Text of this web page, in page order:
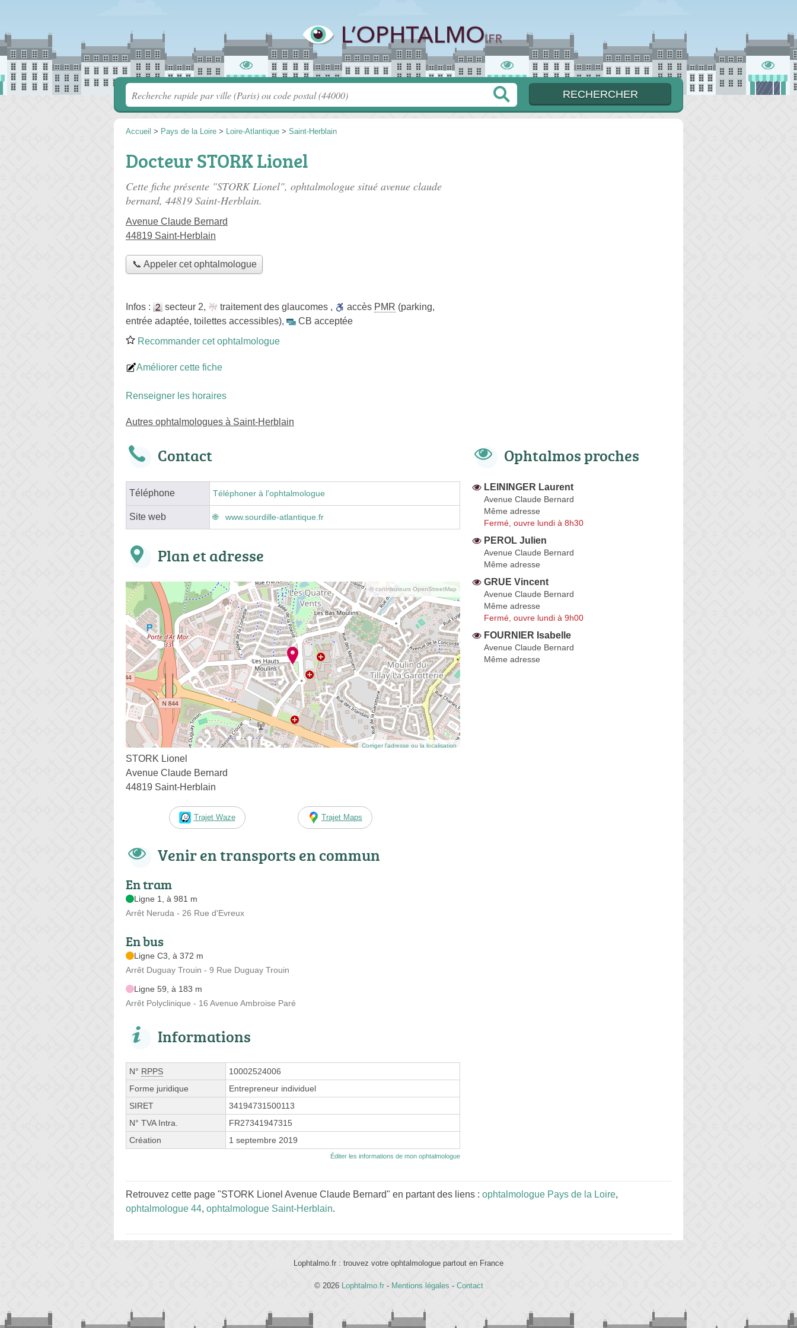
Accueil > Pays de la Loire > Loire-Atlantique > Saint-Herblain
Docteur STORK Lionel
Cette fiche présente "STORK Lionel", ophtalmologue situé avenue claude
bernard, 44819 Saint-Herblain.
Avenue Claude Bernard
44819 Saint-Herblain
📞 Appeler cet ophtalmologue
Infos : secteur 2, traitement des glaucomes , accès PMR (parking,
entrée adaptée, toilettes accessibles),
CB acceptée
Recommander cet ophtalmologue
Améliorer cette fiche
Renseigner les horaires
Autres ophtalmologues à Saint-Herblain
Contact
Téléphone Téléphoner à l'ophtalmologue
Site web www.sourdille-atlantique.fr
Plan et adresse
© contributeurs OpenStreetMap
Corriger l’adresse ou la localisation
STORK Lionel
Avenue Claude Bernard
44819 Saint-Herblain
Trajet Waze Trajet Maps
Venir en transports en commun
En tram
Ligne 1, à 981 m
Arrêt Neruda - 26 Rue d'Evreux
En bus
Ligne C3, à 372 m
Arrêt Duguay Trouin - 9 Rue Duguay Trouin
Ligne 59, à 183 m
Arrêt Polyclinique - 16 Avenue Ambroise Paré
Informations
N° RPPS
10002524006
Forme juridique
Entrepreneur individuel
SIRET
34194731500113
N° TVA Intra.
FR27341947315
Création
1 septembre 2019
Éditer les informations de mon ophtalmologue
Ophtalmos proches
LEININGER Laurent
Avenue Claude Bernard
Même adresse
Fermé, ouvre lundi à 8h30
PEROL Julien
Avenue Claude Bernard
Même adresse
GRUE Vincent
Avenue Claude Bernard
Même adresse
Fermé, ouvre lundi à 9h00
FOURNIER Isabelle
Avenue Claude Bernard
Même adresse
Retrouvez cette page "STORK Lionel Avenue Claude Bernard" en partant des liens : ophtalmologue Pays de la Loire,
ophtalmologue 44, ophtalmologue Saint-Herblain.
Lophtalmo.fr : trouvez votre ophtalmologue partout en France
© 2026 Lophtalmo.fr - Mentions légales - Contact